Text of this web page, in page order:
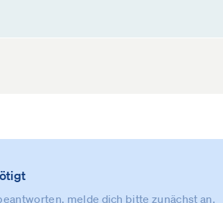
melde dich bitte zunächst an.